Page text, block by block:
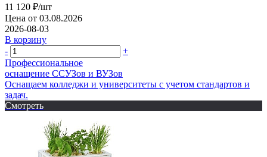
11 120 ₽/шт
Цена от 03.08.2026
2026-08-03
В корзину
-
+
Профессиональное
оснащение CСУЗов и ВУЗов
Оснащаем колледжи и университеты с учетом стандартов и
задач.
Смотреть